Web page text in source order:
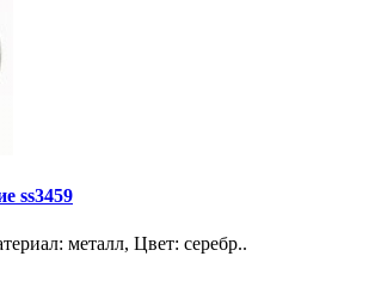
ss3459
металл, Цвет: серебр..